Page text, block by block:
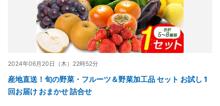
2024年06月20日（木）22時52分
産地直送！旬の野菜・フルーツ＆野菜加工品 セット お試し 1
回お届け おまかせ 詰合せ